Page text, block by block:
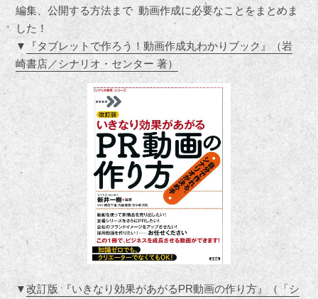
編集、公開する方法まで 動画作成に必要なことをまとめま
した！
▼
『タブレットで作ろう！動画作成丸わかりブック』（岩
崎書店／シナリオ・センター 著）
▼改訂版 『いきなり効果があがるPR動画の作り方』（「シ